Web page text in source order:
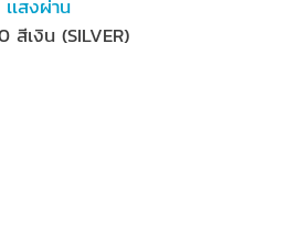
เเสงผ่าน
สีเงิน (SILVER)